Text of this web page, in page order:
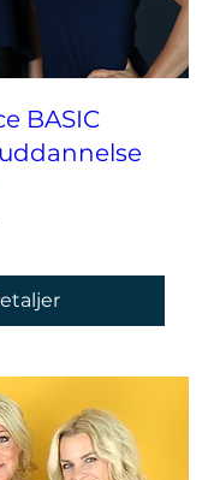
BASIC